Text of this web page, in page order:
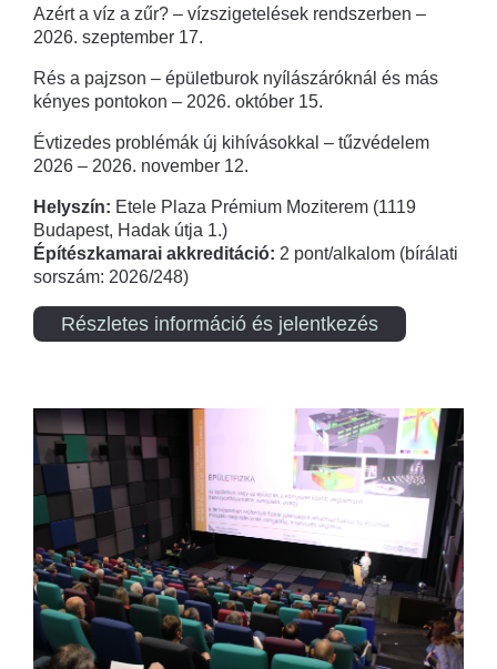
Azért a víz a zűr? – vízszigetelések rendszerben –
2026. szeptember 17.
Rés a pajzson – épületburok nyílászáróknál és más
kényes pontokon – 2026. október 15.
Évtizedes problémák új kihívásokkal – tűzvédelem
2026 – 2026. november 12.
Helyszín: Etele Plaza Prémium Moziterem (1119
Budapest, Hadak útja 1.)
Építészkamarai akkreditáció: 2 pont/alkalom (bírálati
sorszám: 2026/248)
Részletes információ és jelentkezés